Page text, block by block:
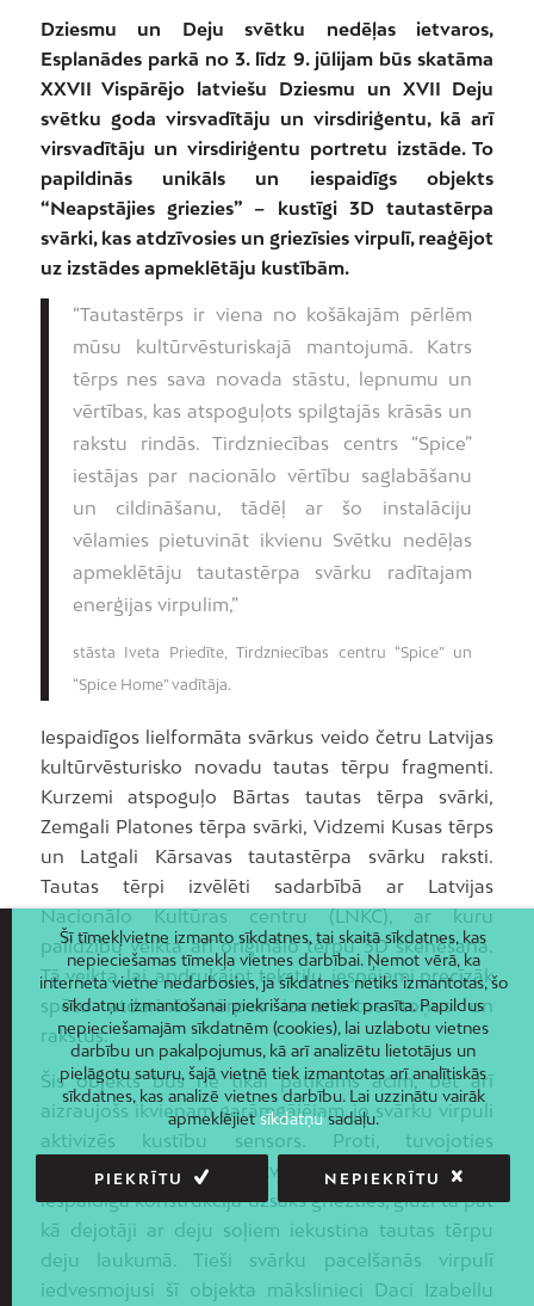
Dziesmu un Deju svētku nedēļas ietvaros,
Esplanādes parkā no 3. līdz 9. jūlijam būs skatāma
XXVII Vispārējo latviešu Dziesmu un XVII Deju
svētku goda virsvadītāju un virsdiriģentu, kā arī
virsvadītāju un virsdiriģentu portretu izstāde. To
papildinās unikāls un iespaidīgs objekts
“Neapstājies griezies” – kustīgi 3D tautastērpa
svārki, kas atdzīvosies un griezīsies virpulī, reaģējot
uz izstādes apmeklētāju kustībām.
“Tautastērps ir viena no košākajām pērlēm
mūsu kultūrvēsturiskajā mantojumā. Katrs
tērps nes sava novada stāstu, lepnumu un
vērtības, kas atspoguļots spilgtajās krāsās un
rakstu rindās. Tirdzniecības centrs “Spice”
iestājas par nacionālo vērtību saglabāšanu
un cildināšanu, tādēļ ar šo instalāciju
vēlamies pietuvināt ikvienu Svētku nedēļas
apmeklētāju tautastērpa svārku radītajam
enerģijas virpulim,”
stāsta Iveta Priedīte, Tirdzniecības centru “Spice” un
“Spice Home” vadītāja.
Iespaidīgos lielformāta svārkus veido četru Latvijas
kultūrvēsturisko novadu tautas tērpu fragmenti.
Kurzemi atspoguļo Bārtas tautas tērpa svārki,
Zemgali Platones tērpa svārki, Vidzemi Kusas tērps
un Latgali Kārsavas tautastērpa svārku raksti.
Tautas tērpi izvēlēti sadarbībā ar Latvijas
Nacionālo Kultūras centru (LNKC), ar kuru
palīdzību veikta arī oriģinālo tērpu 3D skenēšana.
Tā veikta, lai, apdrukājot tekstilu, iespējami precīzāk
spētu atdarināt tērpos izmantotos toņus un
rakstus.
Šis objekts būs ne tikai patīkams acīm, bet arī
aizraujošs ikvienam garāmgājējam, jo svārku virpuli
aktivizēs kustību sensors. Proti, tuvojoties
objektam, sensors uztvers kustību un tad
iespaidīgā konstrukcija uzsāks griezties, gluži tā pat
kā dejotāji ar deju soļiem iekustina tautas tērpu
deju laukumā. Tieši svārku pacelšanās virpulī
iedvesmojusi šī objekta mākslinieci Daci Izabellu
Šī tīmekļvietne izmanto sīkdatnes, tai skaitā sīkdatnes, kas
nepieciešamas tīmekļa vietnes darbībai. Ņemot vērā, ka
interneta vietne nedarbosies, ja sīkdatnes netiks izmantotas, šo
sīkdatņu izmantošanai piekrišana netiek prasīta. Papildus
nepieciešamajām sīkdatnēm (cookies), lai uzlabotu vietnes
darbību un pakalpojumus, kā arī analizētu lietotājus un
pielāgotu saturu, šajā vietnē tiek izmantotas arī analītiskās
sīkdatnes, kas analizē vietnes darbību. Lai uzzinātu vairāk
apmeklējietsīkdatņusadaļu.
PIEKRĪTU NEPIEKRĪTU